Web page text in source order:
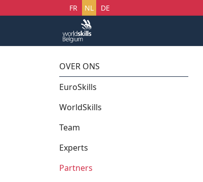
Selecteer uw taal
FR NL DE
OVER ONS
EuroSkills
WorldSkills
Team
Experts
Partners